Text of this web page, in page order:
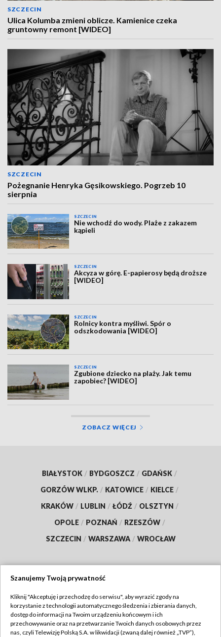
SZCZECIN
Ulica Kolumba zmieni oblicze. Kamienice czeka
gruntowny remont [WIDEO]
SZCZECIN
Pożegnanie Henryka Gęsikowskiego. Pogrzeb 10
sierpnia
SZCZECIN
Nie wchodź do wody. Plaże z zakazem
kąpieli
SZCZECIN
Akcyza w górę. E-papierosy będą droższe
[WIDEO]
SZCZECIN
Rolnicy kontra myśliwi. Spór o
odszkodowania [WIDEO]
SZCZECIN
Zgubione dziecko na plaży. Jak temu
zapobiec? [WIDEO]
ZOBACZ WIĘCEJ
BIAŁYSTOK / BYDGOSZCZ / GDAŃSK /
GORZÓW WLKP. / KATOWICE / KIELCE /
KRAKÓW / LUBLIN / ŁÓDŹ / OLSZTYN /
OPOLE / POZNAŃ / RZESZÓW /
SZCZECIN / WARSZAWA / WROCŁAW
TVP
Abonament TVP
Regulamin TVP
Szanujemy Twoją prywatność
Kliknij "Akceptuję i przechodzę do serwisu", aby wyrazić zgody na
korzystanie z technologii automatycznego śledzenia i zbierania danych,
dostęp do informacji na Twoim urządzeniu końcowym i ich
przechowywanie oraz na przetwarzanie Twoich danych osobowych przez
nas, czyli Telewizję Polską S.A. w likwidacji (zwaną dalej również „TVP”),